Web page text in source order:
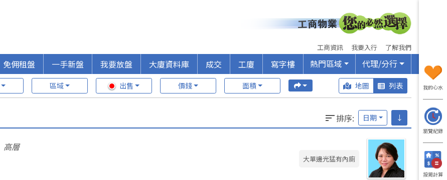
工商資訊 我要入行 了解我們
免佣租盤 一手新盤 我要放盤 大廈資料庫 成交 工廈 寫字樓 熱門區域 代理/分行
區域 出售 價錢 面積 地圖 列表
排序: 日期 ↓
高層
大單邊光猛有內廁
我的心水
瀏覽紀錄
按揭計算